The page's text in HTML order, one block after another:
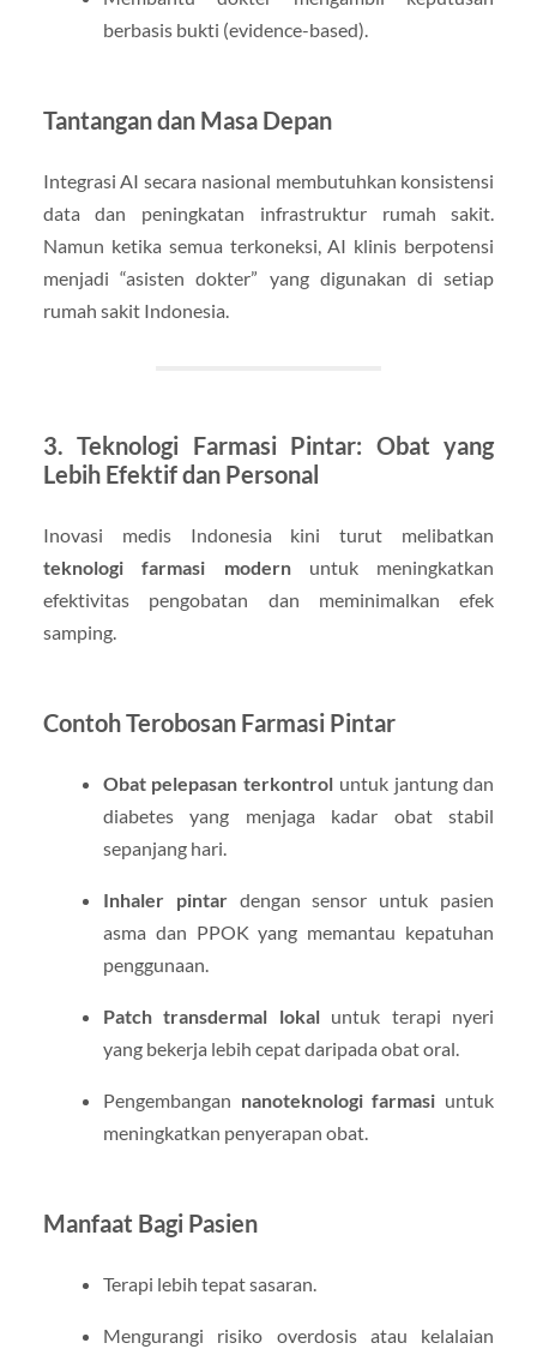
berbasis bukti (evidence-based).
Tantangan dan Masa Depan
Integrasi AI secara nasional membutuhkan konsistensi
data dan peningkatan infrastruktur rumah sakit.
Namun ketika semua terkoneksi, AI klinis berpotensi
menjadi “asisten dokter” yang digunakan di setiap
rumah sakit Indonesia.
3. Teknologi Farmasi Pintar: Obat yang
Lebih Efektif dan Personal
Inovasi medis Indonesia kini turut melibatkan
teknologi farmasi modernuntuk meningkatkan
efektivitas pengobatan dan meminimalkan efek
samping.
Contoh Terobosan Farmasi Pintar
Obat pelepasan terkontrol untuk jantung dan
diabetes yang menjaga kadar obat stabil
sepanjang hari.
Inhaler pintardengan sensor untuk pasien
asma dan PPOK yang memantau kepatuhan
penggunaan.
Patch transdermal lokaluntuk terapi nyeri
yang bekerja lebih cepat daripada obat oral.
Pengembangan nanoteknologi farmasi untuk
meningkatkan penyerapan obat.
Manfaat Bagi Pasien
Terapi lebih tepat sasaran.
Mengurangi risiko overdosis atau kelalaian